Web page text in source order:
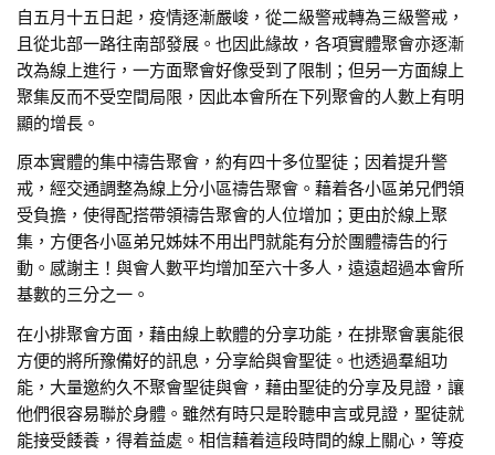
自五月十五日起，疫情逐漸嚴峻，從二級警戒轉為三級警戒，
且從北部一路往南部發展。也因此緣故，各項實體聚會亦逐漸
改為線上進行，一方面聚會好像受到了限制；但另一方面線上
聚集反而不受空間局限，因此本會所在下列聚會的人數上有明
顯的增長。
原本實體的集中禱告聚會，約有四十多位聖徒；因着提升警
戒，經交通調整為線上分小區禱告聚會。藉着各小區弟兄們領
受負擔，使得配搭帶領禱告聚會的人位增加；更由於線上聚
集，方便各小區弟兄姊妹不用出門就能有分於團體禱告的行
動。感謝主！與會人數平均增加至六十多人，遠遠超過本會所
基數的三分之一。
在小排聚會方面，藉由線上軟體的分享功能，在排聚會裏能很
方便的將所豫備好的訊息，分享給與會聖徒。也透過羣組功
能，大量邀約久不聚會聖徒與會，藉由聖徒的分享及見證，讓
他們很容易聯於身體。雖然有時只是聆聽申言或見證，聖徒就
能接受餧養，得着益處。相信藉着這段時間的線上關心，等疫